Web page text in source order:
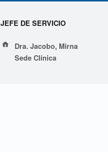
JEFE DE SERVICIO
Address:
Dra. Jacobo, Mirna
Sede Clínica